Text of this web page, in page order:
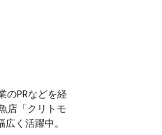
のPRなどを経
店「クリトモ
く活躍中。